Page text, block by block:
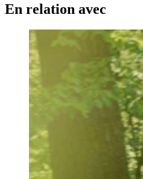
En relation avec